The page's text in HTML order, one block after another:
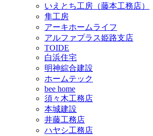
いえとち工房（藤本工務店）
隼工房
アーキホームライフ
アルファプラス姫路支店
TOIDE
白浜住宅
明神綜合建設
ホームテック
bee home
須々木工務店
本城建設
井藤工務店
ハヤシ工務店